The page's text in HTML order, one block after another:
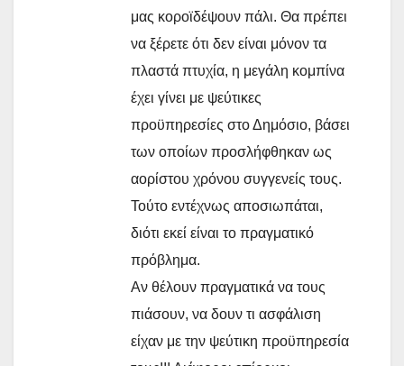
μας κοροϊδέψουν πάλι. Θα πρέπει
να ξέρετε ότι δεν είναι μόνον τα
πλαστά πτυχία, η μεγάλη κομπίνα
έχει γίνει με ψεύτικες
προϋπηρεσίες στο Δημόσιο, βάσει
των οποίων προσλήφθηκαν ως
αορίστου χρόνου συγγενείς τους.
Τούτο εντέχνως αποσιωπάται,
διότι εκεί είναι το πραγματικό
πρόβλημα.
Αν θέλουν πραγματικά να τους
πιάσουν, να δουν τι ασφάλιση
είχαν με την ψεύτικη προϋπηρεσία